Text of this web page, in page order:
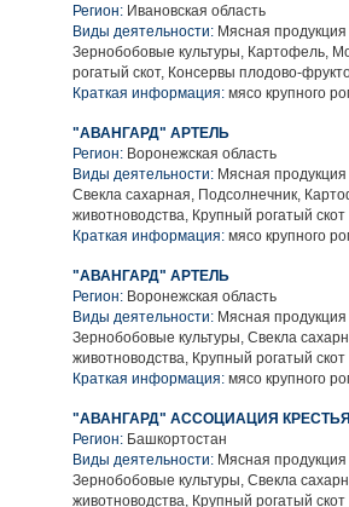
Регион: Ивановская область
Виды деятельности: Мясная
Зернобобовые культуры, Картофель,
рогатый скот, Консервы плодово-
Краткая информация: мясо крупного
"АВАНГАРД" АРТЕЛЬ
Регион: Воронежская область
Виды деятельности: Мясная
Свекла сахарная, Подсолнечник,
животноводства, Крупный рогатый скот
Краткая информация: мясо крупного
"АВАНГАРД" АРТЕЛЬ
Регион: Воронежская область
Виды деятельности: Мясная
Зернобобовые культуры, Свекла
животноводства, Крупный рогатый скот
Краткая информация: мясо крупного
"АВАНГАРД" АССОЦИАЦИЯ
Регион: Башкортостан
Виды деятельности: Мясная
Зернобобовые культуры, Свекла
животноводства, Крупный рогатый скот